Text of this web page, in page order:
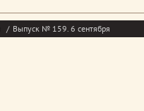
Выпуск № 159. 6 сентября